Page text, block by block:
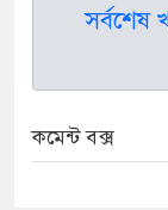
কমেন্ট বক্স